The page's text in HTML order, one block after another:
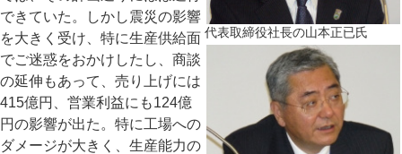
代表取締役社長の山本正已氏
できていた。しかし震災の影響
を大きく受け、特に生産供給面
でご迷惑をおかけしたし、商談
の延伸もあって、売り上げには
415億円、営業利益にも124億
円の影響が出た。特に工場への
ダメージが大きく、生産能力の